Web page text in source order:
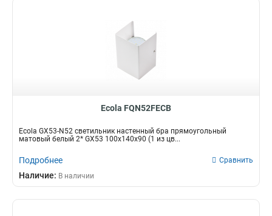
Ecola FQN52FECB
Ecola GX53-N52 светильник настенный бра прямоугольный
матовый белый 2* GX53 100х140х90 (1 из цв...
Подробнее Сравнить
Наличие: В наличии